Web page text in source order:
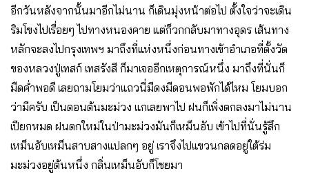
อีกวันหลังจากนั้นมาอีกไม่นาน ก็เดินมุ่งหน้าต่อไป ตั้งใจว่าจะเดิน
ริมโขงไปเรื่อยๆ ไปทางหนองคาย แต่ก็วกกลับมาทางอุดร เส้นทาง
หลักจะลงไปกรุงเทพฯ มาถึงที่แห่งหนึ่งก่อนทางเข้าอำเภอที่ตั้งวัด
ของหลวงปู่เทสก์ เทสรังสี ก็มาเจออีกเหตุการณ์หนึ่ง มาถึงที่นั่นก็
มืดค่ำพอดี เลยถามโยมว่าแถวนี่มีดงมีดอนพอพักได้ไหม โยมบอก
ว่ามีครับ เป็นดอนต้นมะม่วง แกเลยพาไป ฝนก็เพิ่งตกลงมาไม่นาน
เปียกหมด ฝนตกใหม่ในป่ามะม่วงมันก็เหม็นอับ เข้าไปที่นั่นรู้สึก
เหม็นอับเหม็นสาบสางแปลกๆ อยู่ เราจึงไปแขวนกลดอยู่ใต้ร่ม
มะม่วงอยู่ต้นหนึ่ง กลิ่นเหม็นอับก็โชยมา